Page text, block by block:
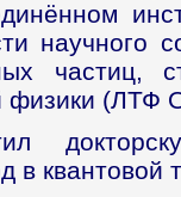
научного
частиц,
физики (ЛТФ
в квантовой